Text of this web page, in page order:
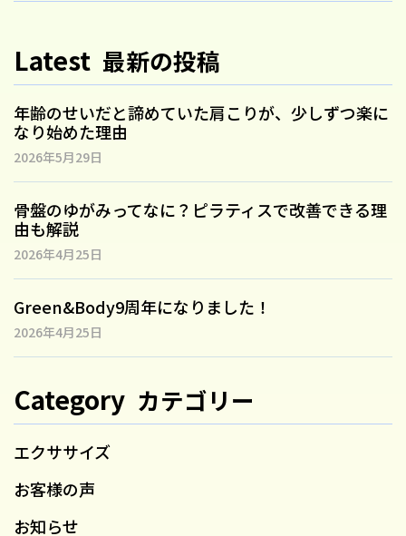
Latest 最新の投稿
年齢のせいだと諦めていた肩こりが、少しずつ楽に
なり始めた理由
2026年5月29日
骨盤のゆがみってなに？ピラティスで改善できる理
由も解説
2026年4月25日
Green&Body9周年になりました！
2026年4月25日
Category カテゴリー
エクササイズ
お客様の声
お知らせ